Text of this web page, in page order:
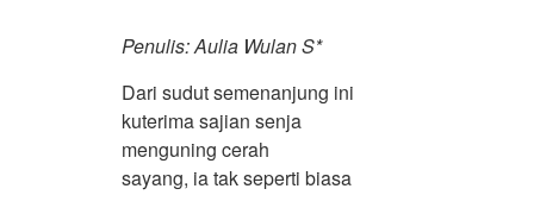
Penulis: Aulia Wulan S*
Dari sudut semenanjung ini
kuterima sajian senja
menguning cerah
sayang, ia tak seperti biasa